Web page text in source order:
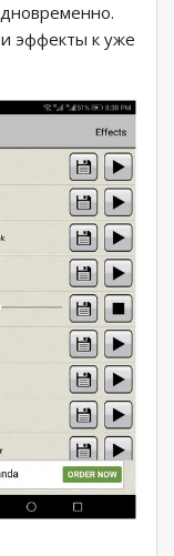
эффекты к уже